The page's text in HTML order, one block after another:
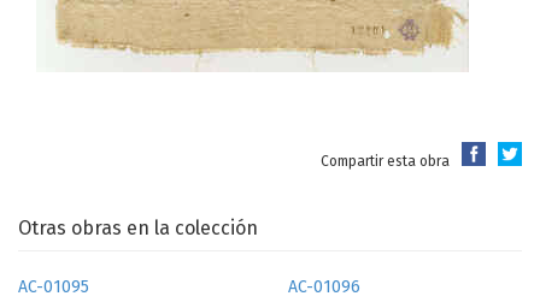
Compartir esta obra
Otras obras en la colección
AC-01095 AC-01096